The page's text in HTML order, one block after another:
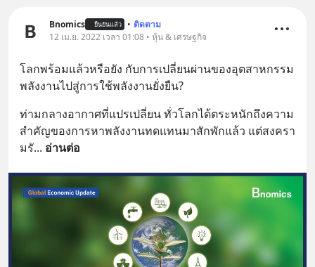
Bnomics ยืนยันแล้ว • ติดตาม
12 เม.ย. 2022 เวลา 01:08 • หุ้น & เศรษฐกิจ
โลกพร้อมแล้วหรือยัง กับการเปลี่ยนผ่านของอุตสาหกรรม
พลังงานไปสู่การใช้พลังงานยั่งยืน?
ท่ามกลางอากาศที่แปรเปลี่ยน ทั่วโลกได้ตระหนักถึงความ
สำคัญของการหาพลังงานทดแทนมาสักพักแล้ว แต่สงครา
มรั... อ่านต่อ